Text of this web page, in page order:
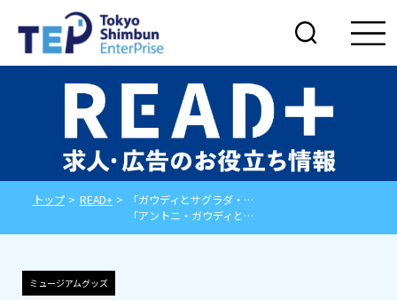
トップ > READ+ >
「ガウディとサグラダ・ファミリア展」オリジナルグッズ
「アントニ・ガウディとスペインのおじさんたち」
ミュージアムグッズ